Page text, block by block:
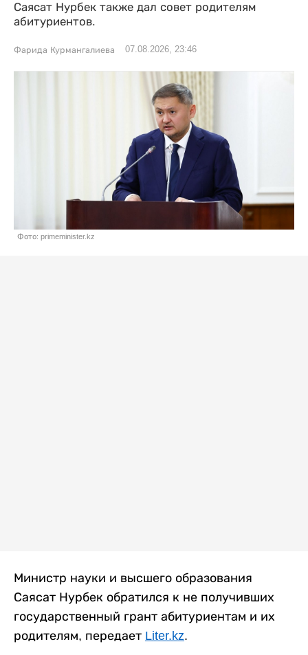
Саясат Нурбек также дал совет родителям
абитуриентов.
Фарида Курмангалиева 07.08.2026, 23:46
Фото: primeminister.kz
Министр науки и высшего образования
Саясат Нурбек обратился к не получивших
государственный грант абитуриентам и их
родителям, передает Liter.kz.